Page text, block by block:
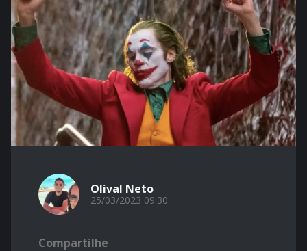
Olival Neto
25/03/2023 09:30
Compartilhe